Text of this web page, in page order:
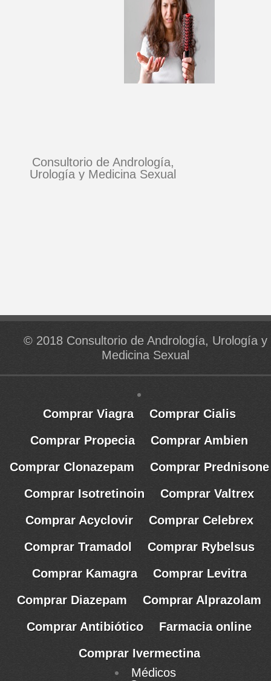
Consultorio de Andrología,
Urología y Medicina Sexual
© 2018 Consultorio de Andrología, Urología y
Medicina Sexual
Comprar Viagra
Comprar Cialis
Comprar Propecia
Comprar Ambien
Comprar Clonazepam
Comprar Prednisone
Comprar Isotretinoin
Comprar Valtrex
Comprar Acyclovir
Comprar Celebrex
Comprar Tramadol
Comprar Rybelsus
Comprar Kamagra
Comprar Levitra
Comprar Diazepam
Comprar Alprazolam
Comprar Antibiótico
Farmacia online
Comprar Ivermectina
Médicos